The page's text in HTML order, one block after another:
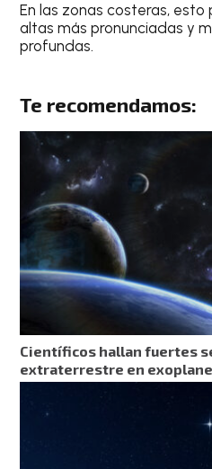
En las zonas costeras,
altas más pronunciadas y
profundas.
Te recomendamos:
Científicos hallan fuertes
extraterrestre en